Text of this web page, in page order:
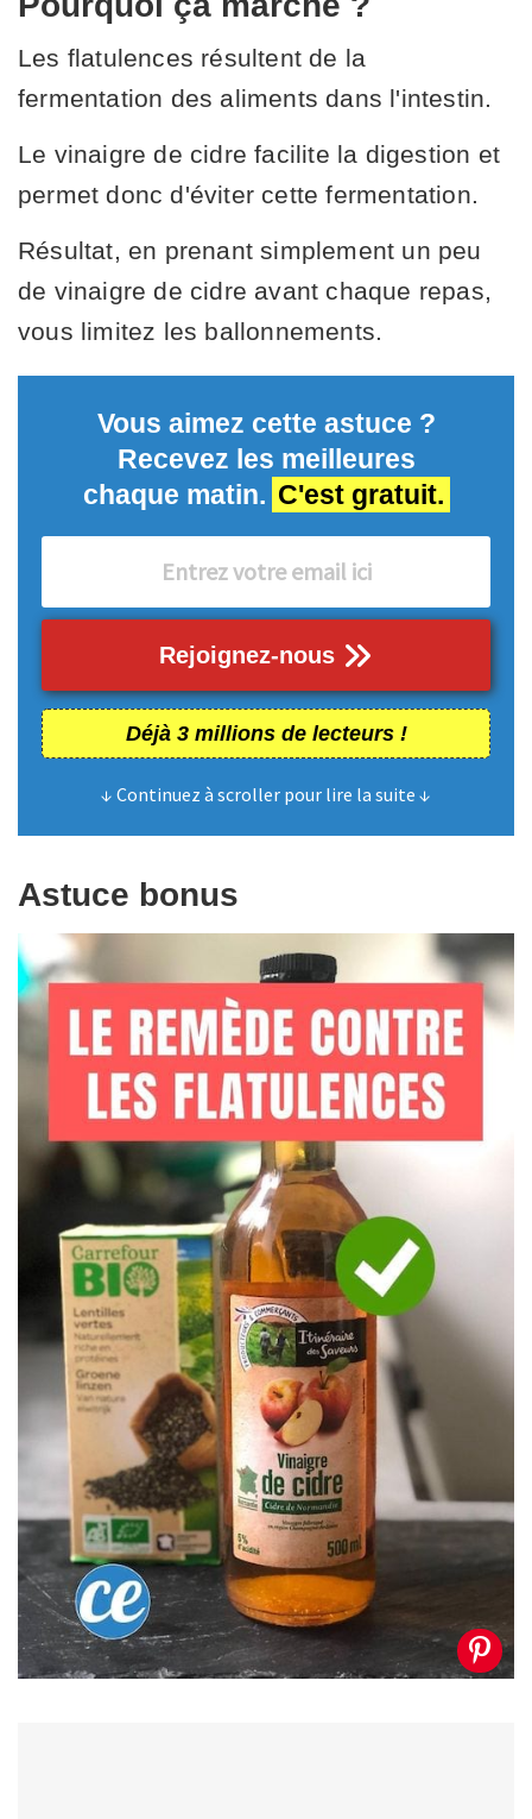
Les flatulences résultent de la
fermentation des aliments dans l'intestin.
Le vinaigre de cidre facilite la digestion et
permet donc d'éviter cette fermentation.
Résultat, en prenant simplement un peu
de vinaigre de cidre avant chaque repas,
vous limitez les ballonnements.
Vous aimez cette astuce ?
Recevez les meilleures
chaque matin. C'est gratuit.
Rejoignez-nous
Déjà 3 millions de lecteurs !
↓ Continuez à scroller pour lire la suite ↓
Astuce bonus